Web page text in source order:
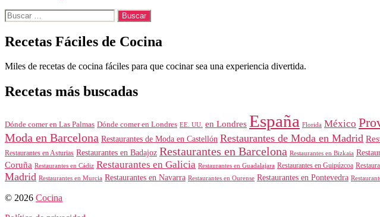
Buscar:
Recetas Fáciles de Cocina
Miles de recetas de cocina fáciles para que cocinar sea una experiencia divertida.
Recetas más buscadas
Dónde comer en Las Palmas Dónde comer en Londres EE. UU. en Londres España Florida México
Moda en Barcelona Restaurantes de Moda en Castellón Restaurantes de Moda en Madrid
Restaurantes en Asturias Restaurantes en Badajoz Restaurantes en Barcelona Restaurantes en Bizkaia
Coruña Restaurantes en Cádiz Restaurantes en Galicia Restaurantes en Guadalajara Restaurantes en Guipúzcoa
Madrid Restaurantes en Murcia Restaurantes en Navarra Restaurantes en Ourense Restaurantes en Pontevedra
© 2026 Cocina